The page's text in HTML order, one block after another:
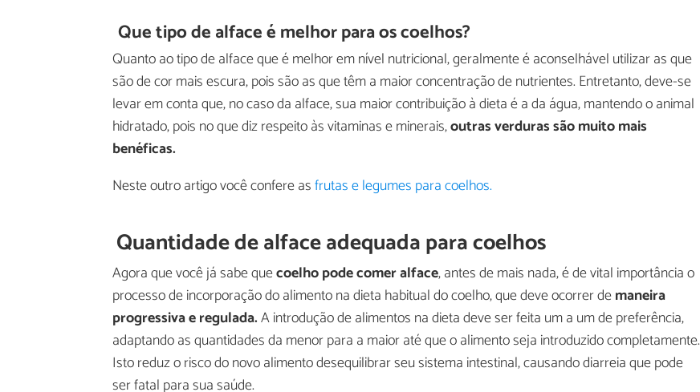
Que tipo de alface é melhor para os coelhos?
Quanto ao tipo de alface que é melhor em nível nutricional, geralmente é aconselhável utilizar as que
são de cor mais escura, pois são as que têm a maior concentração de nutrientes. Entretanto, deve-se
levar em conta que, no caso da alface, sua maior contribuição à dieta é a da água, mantendo o animal
hidratado, pois no que diz respeito às vitaminas e minerais,outras verduras são muito mais
benéficas.
Neste outro artigo você confere asfrutas e legumes para coelhos.
Quantidade de alface adequada para coelhos
Agora que você já sabe quecoelho pode comer alface, antes de mais nada, é de vital importância o
processo de incorporação do alimento na dieta habitual do coelho, que deve ocorrer demaneira
progressiva e regulada.A introdução de alimentos na dieta deve ser feita um a um de preferência,
adaptando as quantidades da menor para a maior até que o alimento seja introduzido completamente.
Isto reduz o risco do novo alimento desequilibrar seu sistema intestinal, causando diarreia que pode
ser fatal para sua saúde.